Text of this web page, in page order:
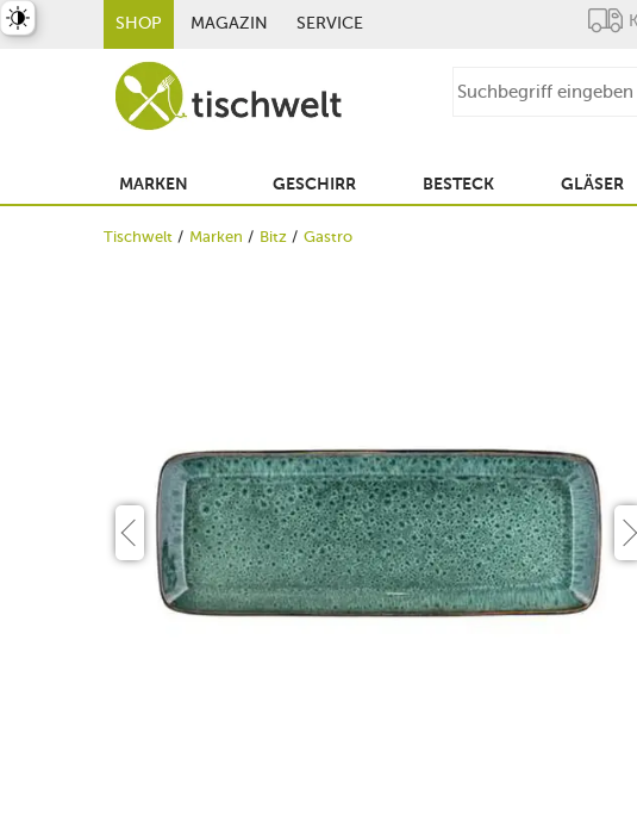
SHOP MAGAZIN SERVICE
MARKEN GESCHIRR BESTECK GLÄSER
Tischwelt Marken Bitz Gastro
umschalten